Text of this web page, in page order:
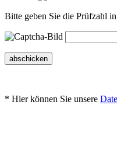
Bitte geben Sie die Prüfzahl
abschicken
* Hier können Sie unsere